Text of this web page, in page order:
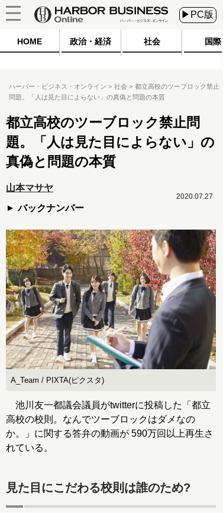
▶PC版
HOME 政治・経済 社会 国際
ハーバー・ビジネス・オンライン 社会
都立高校のツーブロック禁止
問題。「人は見た目によらない」の真偽と問題の本質
都立高校のツーブロック禁止問
題。「人は見た目によらない」の
真偽と問題の本質
山本マサヤ
バックナンバー
2020.07.27
A_Team / PIXTA(ピクスタ)
池川友一都議会議員がtwitterに投稿した「都立
高校の校則。なんでツーブロックはダメなの
か。」に関する答弁の動画が 590万回以上再生さ
れている。
見た目にこだわる校則は誰のため?